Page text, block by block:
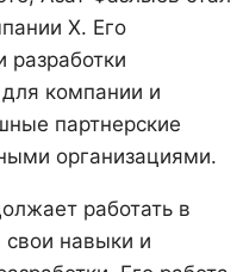
X. Его
разработки
компании и
партнерские
организациями.
работать в
навыки и